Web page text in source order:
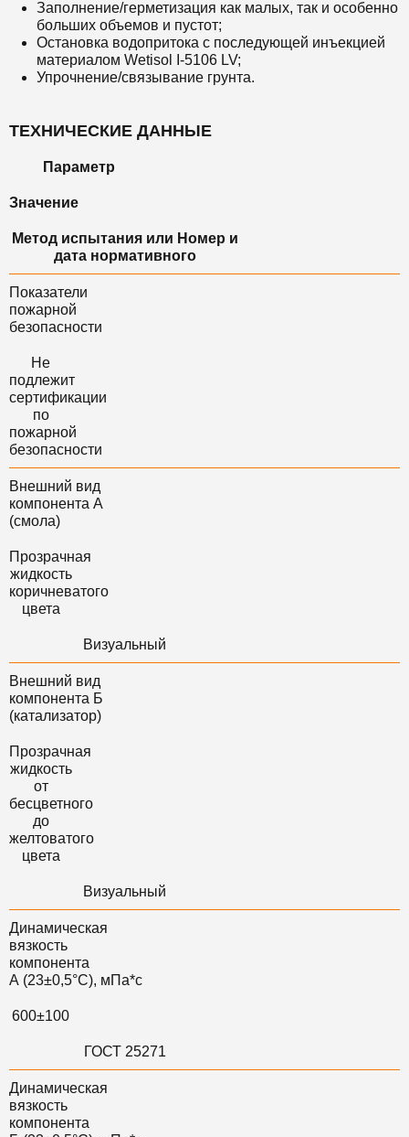
Заполнение/герметизация как малых, так и особенно
больших объемов и пустот;
Остановка водопритока с последующей инъекцией
материалом Wetisol I-5106 LV;
Упрочнение/связывание грунта.
ТЕХНИЧЕСКИЕ ДАННЫЕ
Параметр
Значение
Метод испытания или Номер и
дата нормативного
Показатели
пожарной
безопасности
Не
подлежит
сертификации
по
пожарной
безопасности
Внешний вид
компонента А
(смола)
Прозрачная
жидкость
коричневатого
цвета
Визуальный
Внешний вид
компонента Б
(катализатор)
Прозрачная
жидкость
от
бесцветного
до
желтоватого
цвета
Визуальный
Динамическая
вязкость
компонента
А (23±0,5°C), мПа*с
600±100
ГОСТ 25271
Динамическая
вязкость
компонента